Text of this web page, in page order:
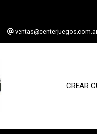
ventas@centerjuegos.com.ar
CREAR